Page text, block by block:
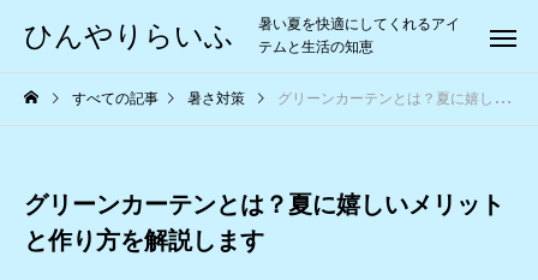
ひんやりらいふ
暑い夏を快適にしてくれるアイ
テムと生活の知恵
すべての記事 暑さ対策 グリーンカーテンとは？夏に嬉しいメリットと作り方を解説します
グリーンカーテンとは？夏に嬉しいメリット
と作り方を解説します